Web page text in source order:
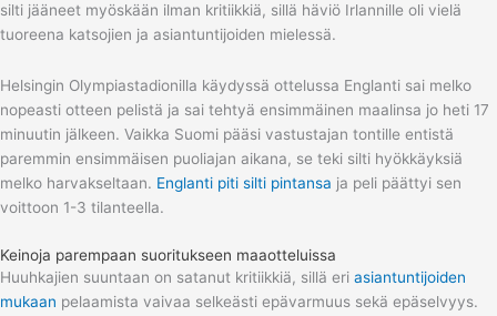
silti jääneet myöskään ilman kritiikkiä, sillä häviö Irlannille oli vielä
tuoreena katsojien ja asiantuntijoiden mielessä.
Helsingin Olympiastadionilla käydyssä ottelussa Englanti sai melko
nopeasti otteen pelistä ja sai tehtyä ensimmäinen maalinsa jo heti 17
minuutin jälkeen. Vaikka Suomi pääsi vastustajan tontille entistä
paremmin ensimmäisen puoliajan aikana, se teki silti hyökkäyksiä
melko harvakseltaan. Englanti piti silti pintansa ja peli päättyi sen
voittoon 1-3 tilanteella.
Keinoja parempaan suoritukseen maaotteluissa
Huuhkajien suuntaan on satanut kritiikkiä, sillä eri asiantuntijoiden
mukaan pelaamista vaivaa selkeästi epävarmuus sekä epäselvyys.